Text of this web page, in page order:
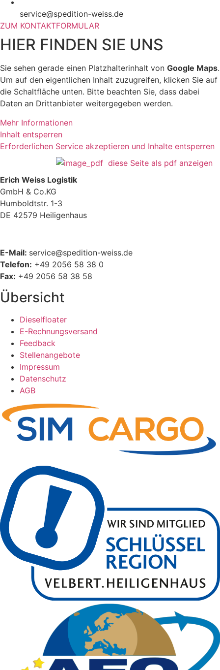
service@spedition-weiss.de
ZUM KONTAKTFORMULAR
HIER FINDEN SIE UNS
Sie sehen gerade einen Platzhalterinhalt von Google Maps.
Um auf den eigentlichen Inhalt zuzugreifen, klicken Sie auf
die Schaltfläche unten. Bitte beachten Sie, dass dabei
Daten an Drittanbieter weitergegeben werden.
Mehr Informationen
Inhalt entsperren
Erforderlichen Service akzeptieren und Inhalte entsperren
diese Seite als pdf anzeigen
Erich Weiss Logistik
GmbH & Co.KG
Humboldtstr. 1-3
DE 42579 Heiligenhaus
E-Mail: service@spedition-weiss.de
Telefon: +49 2056 58 38 0
Fax: +49 2056 58 38 58
Übersicht
Dieselfloater
E-Rechnungsversand
Feedback
Stellenangebote
Impressum
Datenschutz
AGB